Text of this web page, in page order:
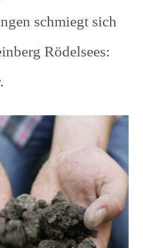
schmiegt sich
Rödelsees: